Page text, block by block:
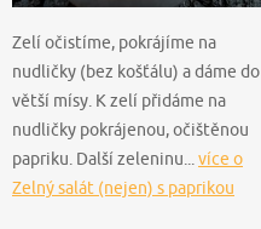
Zelí očistíme, pokrájíme na
nudličky (bez košťálu) a dáme do
větší mísy. K zelí přidáme na
nudličky pokrájenou, očištěnou
papriku. Další zeleninu...více o
Zelný salát (nejen) s paprikou